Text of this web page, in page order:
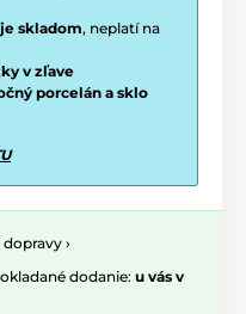
je skladom, neplatí na
v zľave
porcelán a sklo
›
dodanie: u vás v